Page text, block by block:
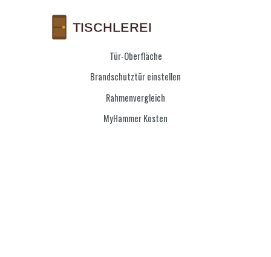
Tür-Oberfläche
Brandschutztür einstellen
Rahmenvergleich
MyHammer Kosten